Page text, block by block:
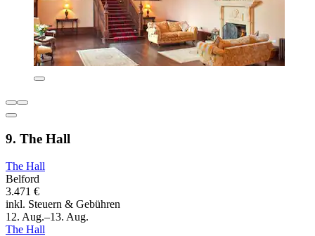
9. The Hall
The Hall
Belford
3.471 €
inkl. Steuern & Gebühren
12. Aug.–13. Aug.
The Hall